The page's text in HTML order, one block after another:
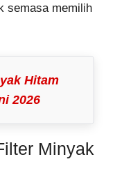
semasa memilih
Hitam
2026
Minyak